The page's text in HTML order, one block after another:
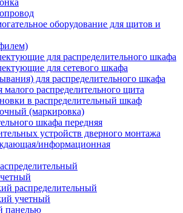
оборудование для щитов и
для распределительного шкафа
для сетевого шкафа
для распределительного шкафа
распределительного щита
в распределительный шкаф
(маркировка)
шкафа передняя
устройств дверного монтажа
информационная
распределительный
учетный
панелью